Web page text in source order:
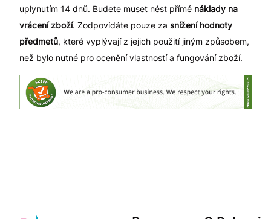
uplynutím 14 dnů. Budete muset nést přímé náklady na
vrácení zboží. Zodpovídáte pouze za snížení hodnoty
předmetů, které vyplývají z jejich použití jiným způsobem,
než bylo nutné pro ocenění vlastností a fungování zboží.